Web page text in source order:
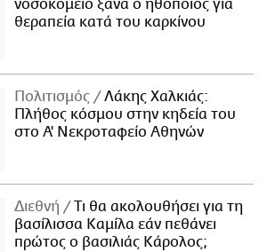
νοσοκομείο ξανά ο ηθοποιός για
θεραπεία κατά του καρκίνου
Πολιτισμός
Λάκης Χαλκιάς:
Πλήθος κόσμου στην κηδεία του
στο Α' Νεκροταφείο Αθηνών
Διεθνή
Τι θα ακολουθήσει για τη
βασίλισσα Καμίλα εάν πεθάνει
πρώτος ο βασιλιάς Κάρολος;